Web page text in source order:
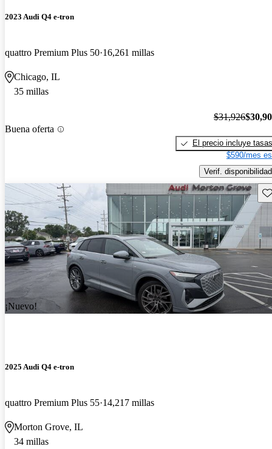
2023 Audi Q4 e-tron
quattro Premium Plus 50 16,261 millas
Chicago, IL
35 millas
Buena oferta
$31,926
El precio incluye tasas
$590/mes
Verif. disponibilidad
¡Nuevo!
2025 Audi Q4 e-tron
quattro Premium Plus 55 14,217 millas
Morton Grove, IL
34 millas